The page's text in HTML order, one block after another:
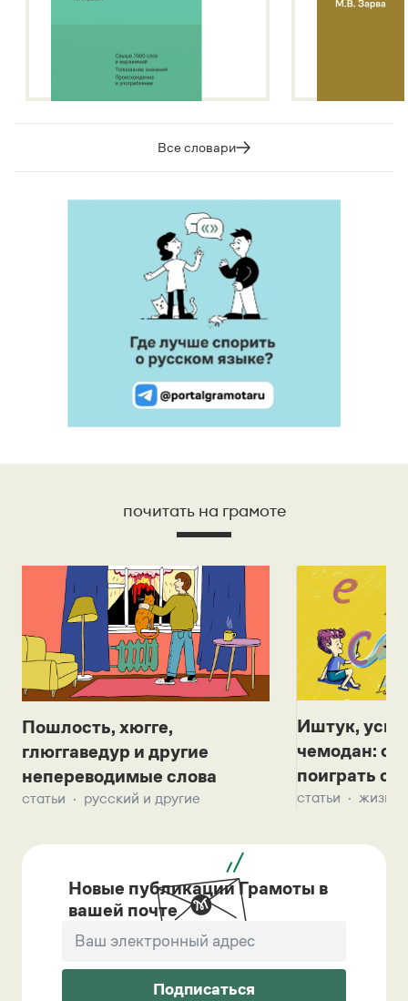
Все словари
почитать на грамоте
Пошлость, хюгге,
глюггаведур и другие
непереводимые слова
статьи русский и другие
Иштук,
чемодан:
поиграть с
статьи жизнь
Новые публикации Грамоты в
вашей почте
Подписаться